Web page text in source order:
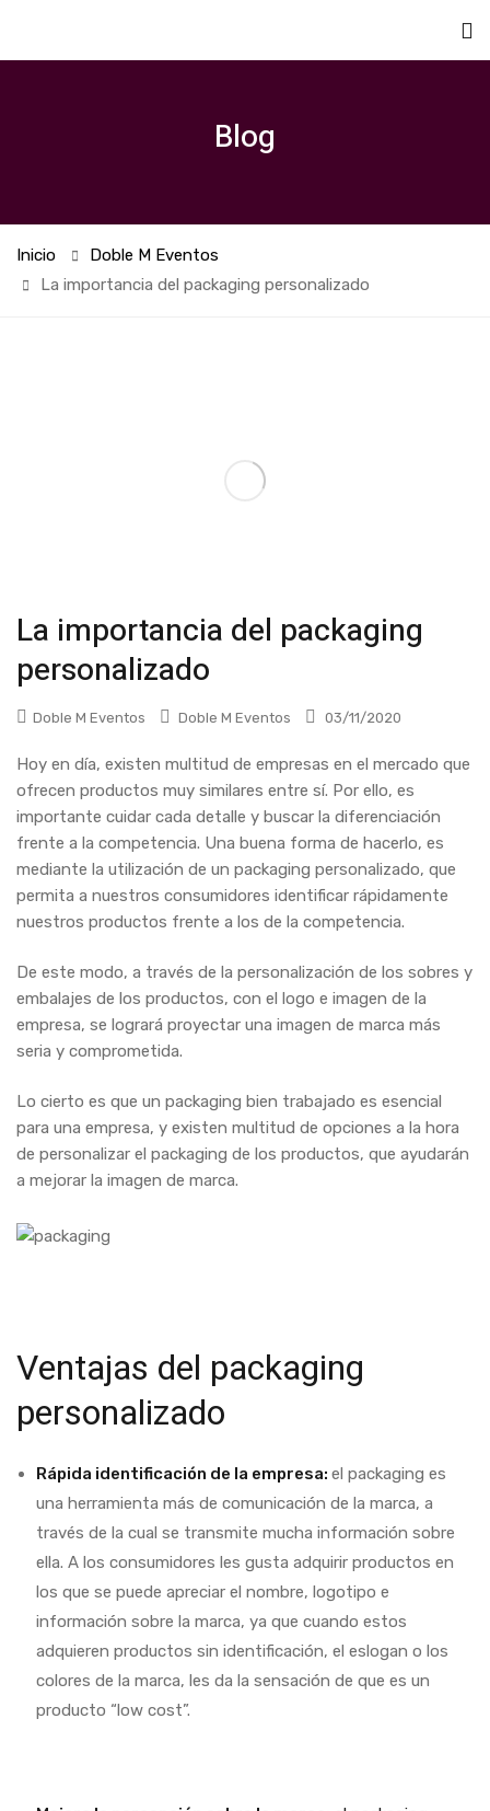
Blog
Inicio
Doble M Eventos
La importancia del packaging personalizado
La importancia del packaging
personalizado
Doble M Eventos Doble M Eventos 03/11/2020
Hoy en día, existen multitud de empresas en el mercado que
ofrecen productos muy similares entre sí. Por ello, es
importante cuidar cada detalle y buscar la diferenciación
frente a la competencia. Una buena forma de hacerlo, es
mediante la utilización de un packaging personalizado, que
permita a nuestros consumidores identificar rápidamente
nuestros productos frente a los de la competencia.
De este modo, a través de la personalización de los sobres y
embalajes de los productos, con el logo e imagen de la
empresa, se logrará proyectar una imagen de marca más
seria y comprometida.
Lo cierto es que un packaging bien trabajado es esencial
para una empresa, y existen multitud de opciones a la hora
de personalizar el packaging de los productos, que ayudarán
a mejorar la imagen de marca.
Ventajas del packaging
personalizado
Rápida identificación de la empresa: el packaging es
una herramienta más de comunicación de la marca, a
través de la cual se transmite mucha información sobre
ella. A los consumidores les gusta adquirir productos en
los que se puede apreciar el nombre, logotipo e
información sobre la marca, ya que cuando estos
adquieren productos sin identificación, el eslogan o los
colores de la marca, les da la sensación de que es un
producto “low cost”.